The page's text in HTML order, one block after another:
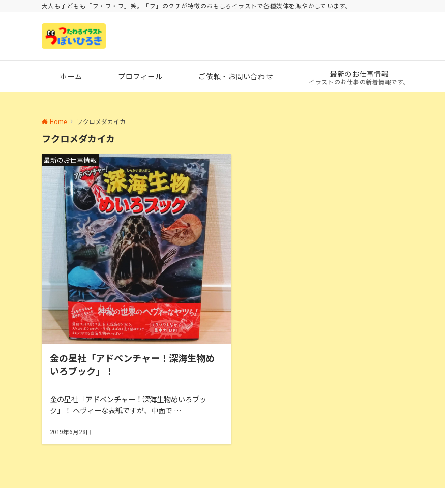
大人も子どもも「フ・フ・フ」笑。「フ」のクチが特徴のおもしろイラストで各種媒体を賑やかしています。
ホーム プロフィール ご依頼・お問い合わせ 最新のお仕事情報
イラストのお仕事の新着情報です。
Home フクロメダカイカ
フクロメダカイカ
最新のお仕事情報
金の星社「アドベンチャー！深海生物め
いろブック」！
金の星社「アドベンチャー！深海生物めいろブッ
ク」！ ヘヴィーな表紙ですが、中面で …
2019年6月28日